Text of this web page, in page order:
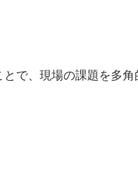
で、現場の課題を多角